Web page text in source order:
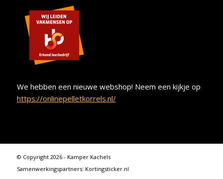
We hebben een nieuwe webshop! Neem een kijkje op
https://onlinepelletkorrels.nl/
© Copyright 2026 - Kamper Kachels
Samenwerkingspartners: Kortingsticker.nl